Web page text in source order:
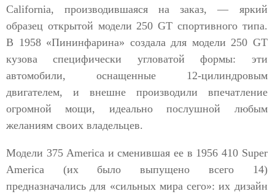
California, производившаяся на заказ, — яркий
образец открытой модели 250 GT спортивного типа.
В 1958 «Пининфарина» создала для модели 250 GT
кузова специфически угловатой формы: эти
автомобили, оснащенные 12-цилиндровым
двигателем, и внешне производили впечатление
огромной мощи, идеально послушной любым
желаниям своих владельцев.
Модели 375 America и сменившая ее в 1956 410 Super
America (их было выпущено всего 14)
предназначались для «сильных мира сего»: их дизайн